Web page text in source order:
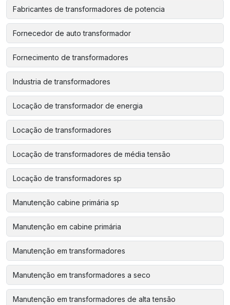
Fabricantes de transformadores de potencia
Fornecedor de auto transformador
Fornecimento de transformadores
Industria de transformadores
Locação de transformador de energia
Locação de transformadores
Locação de transformadores de média tensão
Locação de transformadores sp
Manutenção cabine primária sp
Manutenção em cabine primária
Manutenção em transformadores
Manutenção em transformadores a seco
Manutenção em transformadores de alta tensão